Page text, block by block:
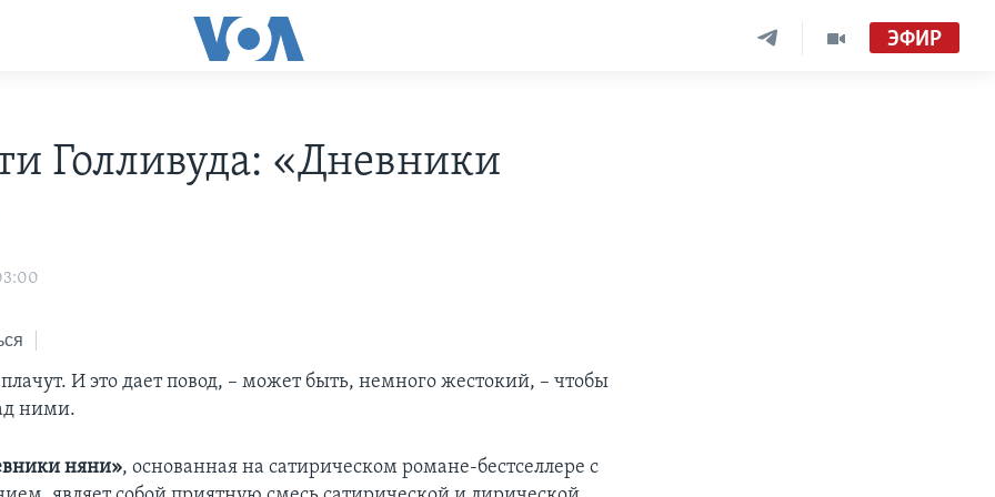
ЭФИР
Голливуда: «Дневники
И это дает повод, – может быть, немного жестокий, – чтобы
ними.
няни», основанная на сатирическом романе-бестселлере с